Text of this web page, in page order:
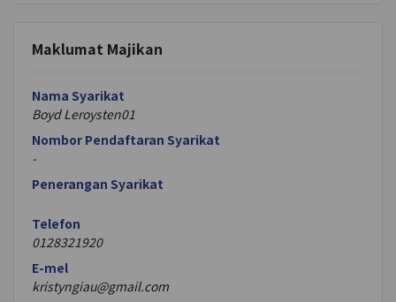
Maklumat Majikan
Nama Syarikat
Boyd Leroysten01
Nombor Pendaftaran Syarikat
-
Penerangan Syarikat
Telefon
0128321920
E-mel
kristyngiau@gmail.com